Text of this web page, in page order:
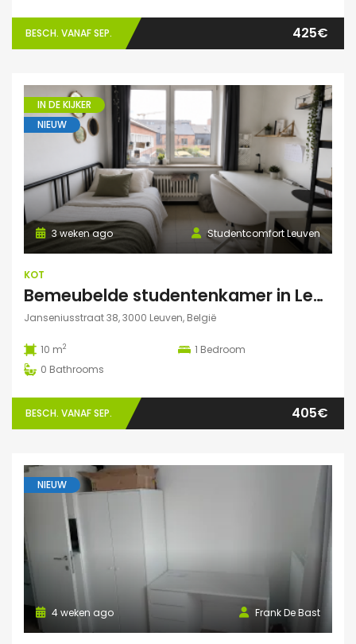
BESCH. VANAF SEP. 425€
IN DE KIJKER
NIEUW
Studentcomfort Leuven
3 weken ago
KOT
Bemeubelde studentenkamer in Leuven – Regina Mundi
Janseniusstraat 38, 3000 Leuven, België
10 m2 1 Bedroom
0 Bathrooms
BESCH. VANAF SEP. 405€
NIEUW
Frank De Bast
4 weken ago